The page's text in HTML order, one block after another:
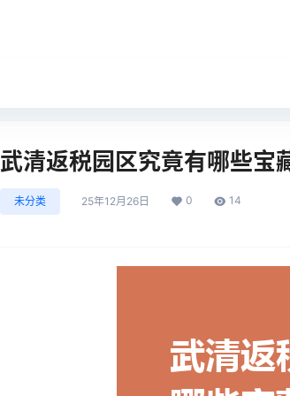
武清返税园区究竟有哪些宝
未分类 25年12月26日 0 14